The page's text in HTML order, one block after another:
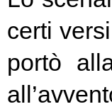
certi
portò